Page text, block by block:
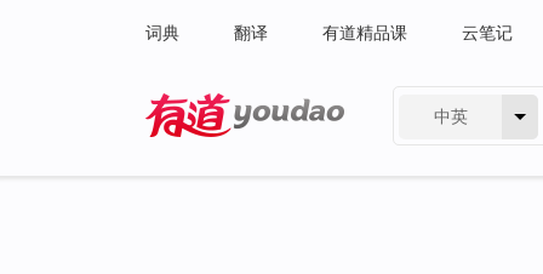
词典 翻译 有道精品课 云笔记
中英